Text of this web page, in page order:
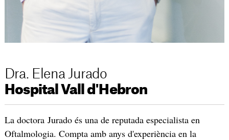
Dra. Elena Jurado
Hospital Vall d'Hebron
La doctora Jurado és una de reputada especialista en
Oftalmologia. Compta amb anys d'experiència en la